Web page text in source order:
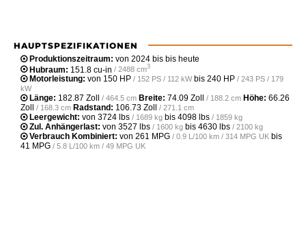
HAUPTSPEZIFIKATIONEN
Produktionszeitraum: von 2024 bis bis heute
Hubraum: 151.8 cu-in / 2488 cm3
Motorleistung: von 150 HP / 152 PS / 112 kWbis 240 HP / 243 PS / 179
kW
Länge: 182.87 Zoll / 464.5 cm Breite: 74.09 Zoll / 188.2 cm Höhe: 66.26
Zoll
/ 168.3 cm Radstand: 106.73 Zoll / 271.1 cm
Leergewicht‎: von 3724 lbs / 1689 kg bis 4098 lbs / 1859 kg
Zul. Anhängerlast: von 3527 lbs / 1600 kg bis 4630 lbs / 2100 kg
Verbrauch Kombiniert: von 261 MPG / 0.9 L/100 km / 314 MPG UK bis
41 MPG / 5.8 L/100 km / 49 MPG UK